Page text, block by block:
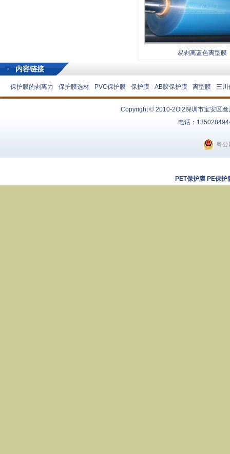
易剥离蓝色离型膜
内容链接
保护膜的剥离力 保护膜选材 PVC保护膜 保护膜 AB胶保护膜 离型膜 三川
Copyright © 2010-2Ol2深圳市宝安区
电话：
粤
PET保护膜 PE保护